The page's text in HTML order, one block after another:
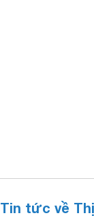
Tin tức về